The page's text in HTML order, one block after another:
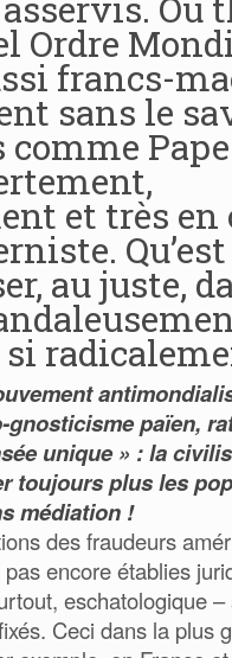
Ordre
francs-
sans le
et très
au juste,
païen,
unique » : la
toujours plus les
médiation !
des fraudeurs
encore établies
eschatologique
Ceci dans la plus